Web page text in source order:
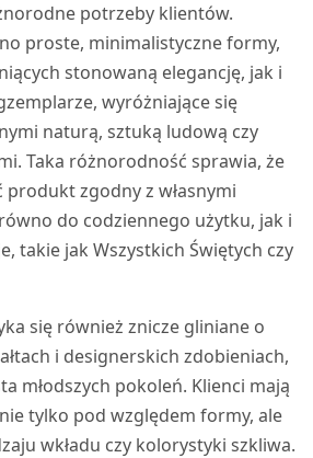
potrzeby klientów.
proste, minimalistyczne formy,
stonowaną elegancję, jak i
wyróżniające się
naturą, sztuką ludową czy
Taka różnorodność sprawia, że
produkt zgodny z własnymi
do codziennego użytku, jak i
takie jak Wszystkich Świętych czy
się również znicze gliniane o
i designerskich zdobieniach,
młodszych pokoleń. Klienci mają
tylko pod względem formy, ale
wkładu czy kolorystyki szkliwa.